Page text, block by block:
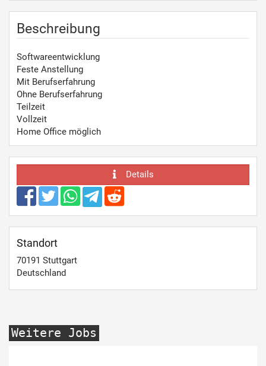
Beschreibung
Softwareentwicklung
Feste Anstellung
Mit Berufserfahrung
Ohne Berufserfahrung
Teilzeit
Vollzeit
Home Office möglich
Details
Standort
70191 Stuttgart
Deutschland
Weitere Jobs